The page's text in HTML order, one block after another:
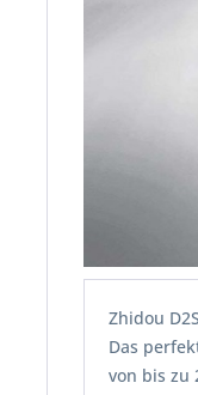
Zhidou
Das
von bis zu